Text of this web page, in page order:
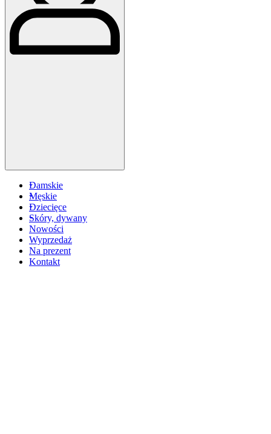
Damskie
Męskie
Dziecięce
Skóry, dywany
Nowości
Wyprzedaż
Na prezent
Kontakt